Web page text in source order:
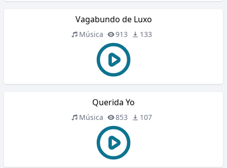
Vagabundo de Luxo
Música 913 133
Querida Yo
Música 853 107